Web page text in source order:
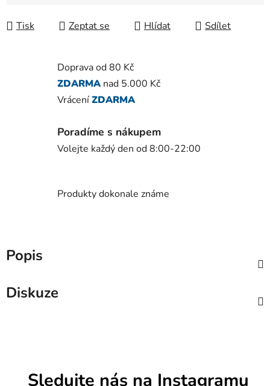
Tisk Zeptat se Hlídat Sdílet
Doprava od 80 Kč
ZDARMA nad 5.000 Kč
VráceníZDARMA
Poradíme s nákupem
Volejte každý den od 8:00-22:00
Produkty dokonale známe
Popis
Diskuze
Sledujte nás na Instagramu